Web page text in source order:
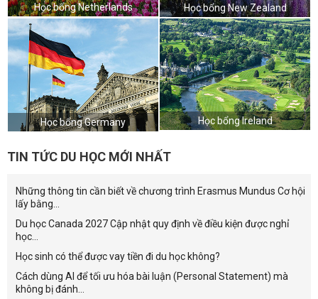
Học bổng Netherlands Học bổng New Zealand
Học bổng Germany Học bổng Ireland
TIN TỨC DU HỌC MỚI NHẤT
Những thông tin cần biết về chương trình Erasmus Mundus Cơ hội
lấy bằng...
Du học Canada 2027 Cập nhật quy định về điều kiện được nghỉ
học...
Học sinh có thể được vay tiền đi du học không?
Cách dùng AI để tối ưu hóa bài luận (Personal Statement) mà
không bị đánh...